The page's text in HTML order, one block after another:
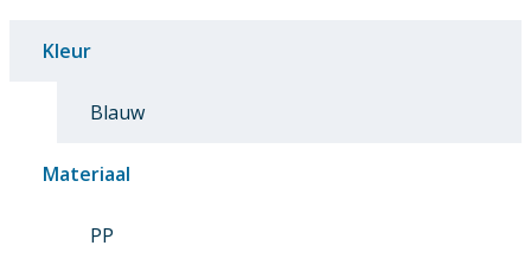
Kleur
Blauw
Materiaal
PP